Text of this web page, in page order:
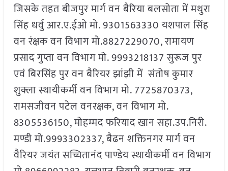
जिसके तहत बीजपुर मार्ग वन बैरिया बलसोता में मथुरा
सिंह धर्वु आर.ए.ईओ मो. 9301563330 यशपाल सिंह
वन रंक्षक वन विभाग मो.8827229070, रामायण
प्रसाद गुप्ता वन विभाग मो. 9993218137 सुरूज पुर
एवं बिरसिंह पुर वन बैरियर झांझी में संतोष कुमार
शुक्ला स्थायीकर्मी वन विभाग मो. 7725870373,
रामसजीवन पटेल वनरक्षक, वन विभाग मो.
8305536150, मोहम्मद फरियाद खान सहा.उप.निरी.
मण्डी मो.9993302337, बैढन शक्तिनगर मार्ग वन
वैरियर जयंत सच्चितानंद पाण्डेय स्थायीकर्मी वन विभाग